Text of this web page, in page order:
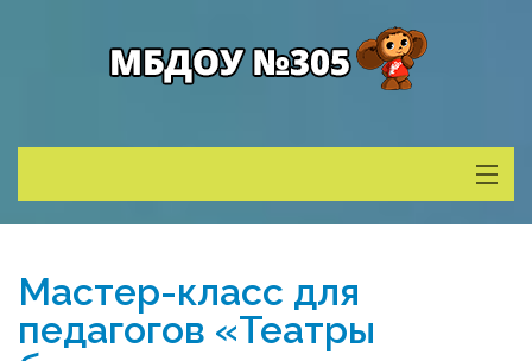
Деятельность
Мастер-класс для
педагогов «Театры